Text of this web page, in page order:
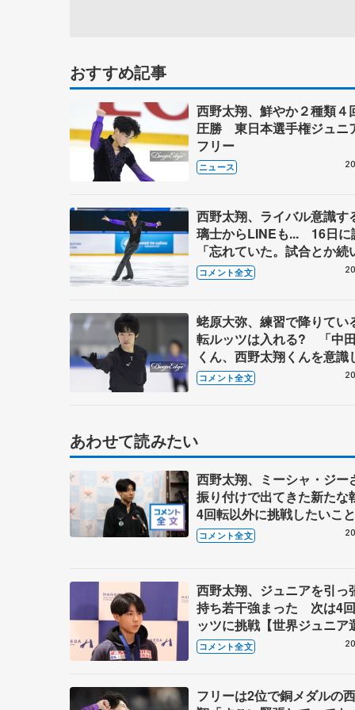
おすすめ記事
西野太翔、鮮やか２種類４
圧勝 東日本選手権ジュニ
フリー
ニュース
西野太翔、ライバル意識す
璃士からLINEも... 16日に
「忘れていた。試合とか続
て」 【ジュニアGP第6戦
ンド大会帰国】
コメント全文
蛯原大弥、練習で降りてい
転ルッツは入れる? 「中
くん、西野太翔くんを意識
ないように」 【全日本ジ
宿コメント全文】
コメント全文
あわせて読みたい
西野太翔、ミーシャ・ジー
振り付けで出てきた新た
4回転以外に挑戦したい
【アクアカップジュニア男
ー】
コメント全文
西野太翔、ジュニアを引っ
持ち若干強まった 次は4
ッツに挑戦【世界ジュニア
権・帰国後囲み】
コメント全文
フリーは2位で銅メダルの